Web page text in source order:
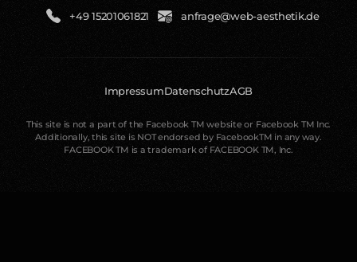
+49 15201061821
anfrage@web-aesthetik.de
ImpressumDatenschutzAGB
This site is not a part of the Facebook TM website or Facebook TM Inc.
Additionally, this site is NOT endorsed by FacebookTM in any way.
FACEBOOK TM is a trademark of FACEBOOK TM, Inc.